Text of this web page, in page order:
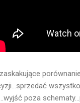
poza